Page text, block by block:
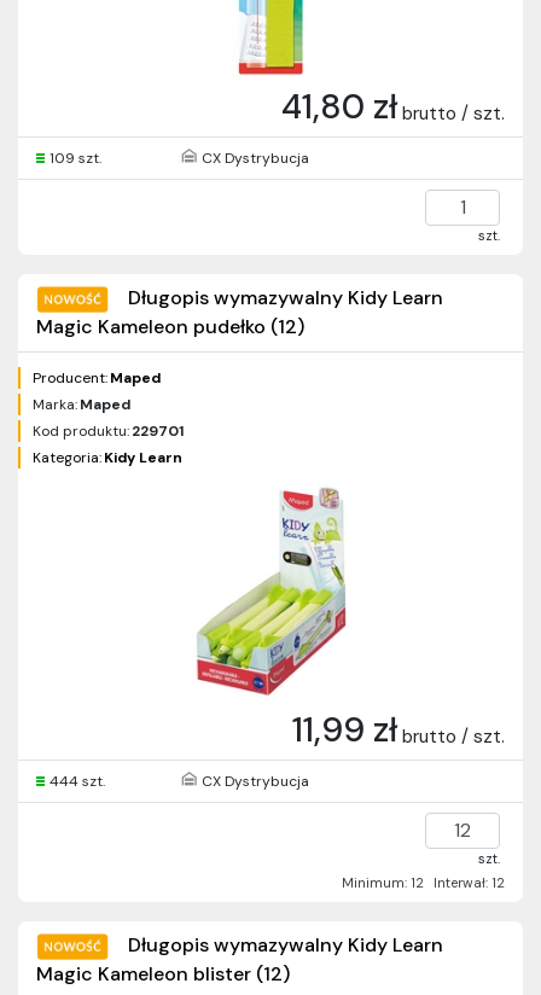
41,80 zł brutto / szt.
109 szt. CX Dystrybucja
szt.
Długopis wymazywalny Kidy Learn
Magic Kameleon pudełko (12)
Producent:Maped
Marka:Maped
Kod produktu:229701
Kategoria:Kidy Learn
11,99 zł brutto / szt.
444 szt. CX Dystrybucja
szt.
Minimum: 12
Interwał: 12
Długopis wymazywalny Kidy Learn
Magic Kameleon blister (12)